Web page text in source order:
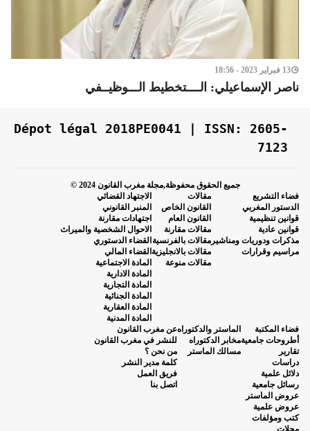
13 فبراير 2023 - 18:56
ناصر الإسماعيلي: الــــتخطيط الـــوظيــفي
Dépot légal 2018PE0041 | ISSN: 2605-
7123
جميع الحقوق محفوظة,مجلة مغرب القانون 2024 ©
فضاء التشريع
الدستور المغربي
قوانين تنظيمية
قوانين عادية
مذكرات ودوريات ومناشير
مراسيم وقرارات
مقالات
القانون الخاص
القانون العام
مقالات مقارنة
مقالات بالفرنسية
مقالات بالانجليزية
مقالات منوعة
الاجتهاد القضائي
المنبر القانوني
اجتهادات مقارنة
الاحوال الشخصية والميراث
القضاء الدستوري
القضاء المالي
المادة الاجتماعية
المادة الادارية
المادة التجارية
المادة الجنائية
المادة العقارية
المادة المدنية
فضاء المكتبة
أطروحات جامعية
تقارير
دراسات
دلائل علمية
رسائل جامعية
عروض الماستر
عروض علمية
كتب ومؤلفات
الماستر والدكتوراه
مخابر الدكتوراه
مسالك الماستر
عن مغرب القانون
للنشر في مغرب القانون
من نحن ؟
كلمة مدير النشر
فريق العمل
اتصل بنا